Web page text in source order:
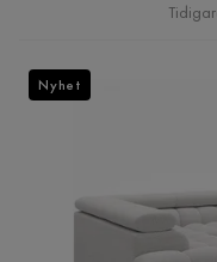
Nyhet